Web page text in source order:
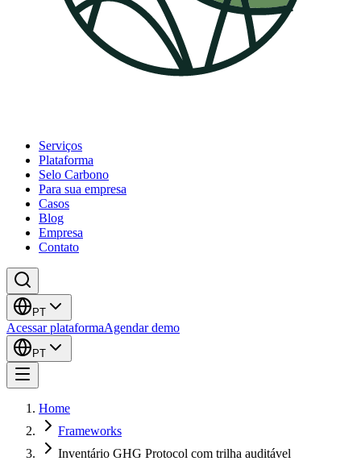
Serviços
Plataforma
Selo Carbono
Para sua empresa
Casos
Blog
Empresa
Contato
PT
Acessar plataformaAgendar demo
PT
Home
Frameworks
Inventário GHG Protocol com trilha auditável